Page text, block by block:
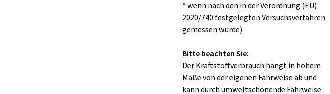
* wenn nach den in der Verordnung (EU)
2020/740 festgelegten Versuchsverfahren
gemessen wurde)
Bitte beachten Sie:
Der Kraftstoffverbrauch hängt in hohem
Maße von der eigenen Fahrweise ab und
kann durch umweltschonende Fahrweise